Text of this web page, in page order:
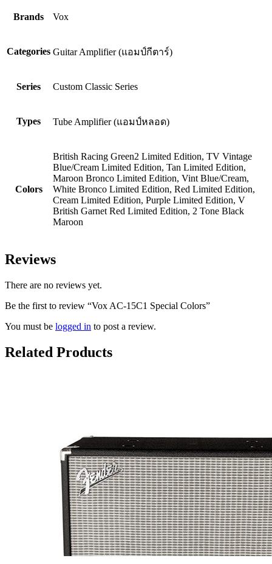
Brands Vox
Categories Guitar Amplifier (แอมป์กีตาร์)
Series Custom Classic Series
Types Tube Amplifier (แอมป์หลอด)
Colors
British Racing Green2 Limited Edition, TV Vintage
Blue/Cream Limited Edition, Tan Limited Edition,
Maroon Bronco Limited Edition, Vint Blue/Cream,
White Bronco Limited Edition, Red Limited Edition,
Cream Limited Edition, Purple Limited Edition, V
British Garnet Red Limited Edition, 2 Tone Black
Maroon
Reviews
There are no reviews yet.
Be the first to review “Vox AC-15C1 Special Colors”
You must be logged in to post a review.
Related Products